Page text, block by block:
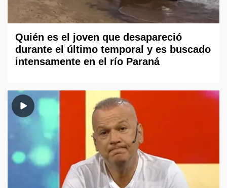
Quién es el joven que desapareció
durante el último temporal y es buscado
intensamente en el río Paraná